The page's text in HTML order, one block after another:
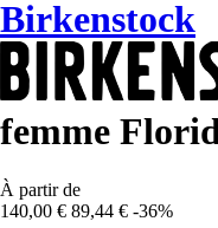
Birkenstock
femme
À partir de
140,00 € 89,44 € -36%